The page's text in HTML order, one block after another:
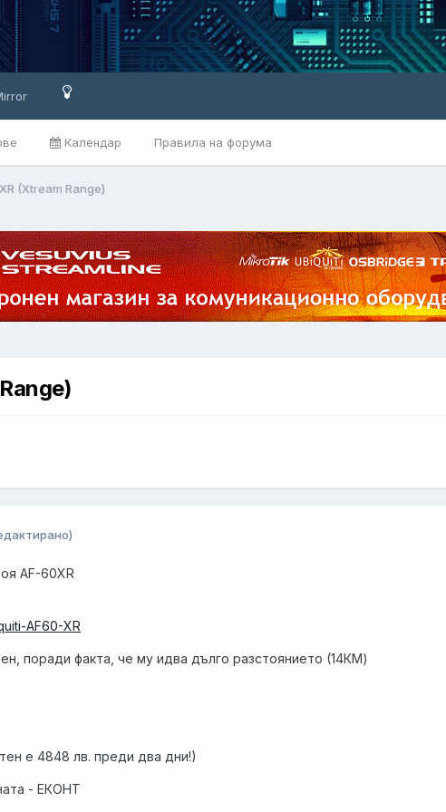
Календар Правила на форума
(Xtream Range)
AF-60XR
AF60-XR
поради факта, че му идва дълго разстоянието (14КМ)
е 4848 лв. преди два дни!)
- ЕКОНТ